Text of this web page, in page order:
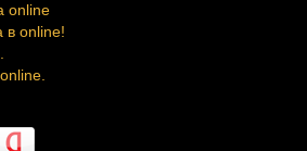
online
в online!